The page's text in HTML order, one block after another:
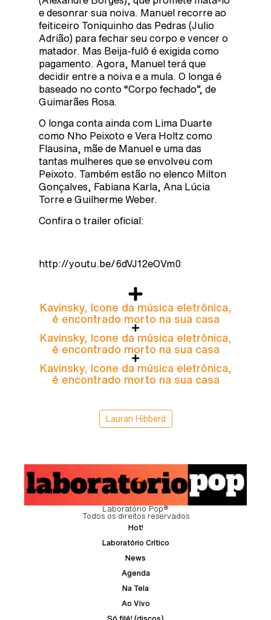
e desonrar sua noiva. Manuel recorre ao
feiticeiro Toniquinho das Pedras (Julio
Adrião) para fechar seu corpo e vencer o
matador. Mas Beija-fulô é exigida como
pagamento. Agora, Manuel terá que
decidir entre a noiva e a mula. O longa é
baseado no conto “Corpo fechado”, de
Guimarães Rosa.
O longa conta ainda com Lima Duarte
como Nho Peixoto e Vera Holtz como
Flausina, mãe de Manuel e uma das
tantas mulheres que se envolveu com
Peixoto. Também estão no elenco Milton
Gonçalves, Fabiana Karla, Ana Lúcia
Torre e Guilherme Weber.
Confira o trailer oficial:
http://youtu.be/6dVJ12eOVm0
Kavinsky, ícone da música eletrônica,
é encontrado morto na sua casa
Kavinsky, ícone da música eletrônica,
é encontrado morto na sua casa
Kavinsky, ícone da música eletrônica,
é encontrado morto na sua casa
Lauran Hibberd
Laboratório Pop®
Todos os direitos reservados
Hot!
Laboratório Crítico
News
Agenda
Na Tela
Ao Vivo